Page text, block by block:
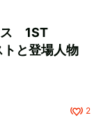
ス 1ST
と登場人物
2